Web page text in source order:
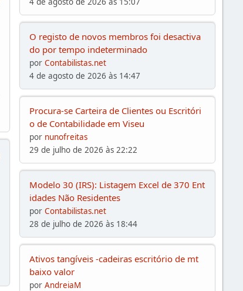
O registo de novos membros foi desactiva
do por tempo indeterminado
porContabilistas.net
4 de agosto de 2026 às 14:47
Procura-se Carteira de Clientes ou Escritóri
o de Contabilidade em Viseu
por nunofreitas
29 de julho de 2026 às 22:22
Modelo 30 (IRS): Listagem Excel de 370 Ent
idades Não Residentes
porContabilistas.net
28 de julho de 2026 às 18:44
Ativos tangíveis -cadeiras escritório de mt
baixo valor
porAndreiaM